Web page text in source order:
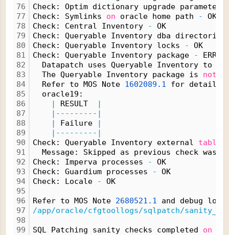
76
77
78
79
80
81
82
83
84
85
86
87
88
89
90
91
92
93
94
95
96
97
98
99
Check: Optim dictionary upgrade parameter
Check: Symlinks on oracle home path -
OK
Check: Central Inventory
-
OK
Check: Queryable Inventory dba
Check: Queryable Inventory locks
-
OK
Check: Queryable Inventory package
-
ERROR
Datapatch uses Queryable Inventory to
The Queryable Inventory package is not
Refer to MOS Note 1602089.1 for details
oracle19:
|
RESULT
|
|---------|
|
Failure
|
|---------|
Check: Queryable Inventory external table
Message: Skipped as previous check
Check: Imperva processes
-
OK
Check: Guardium processes
-
OK
Check: Locale
- OK
Refer to MOS Note 2680521.1 and debug log
/app/oracle/cfgtoollogs/sqlpatch/
SQL Patching sanity checks completed on